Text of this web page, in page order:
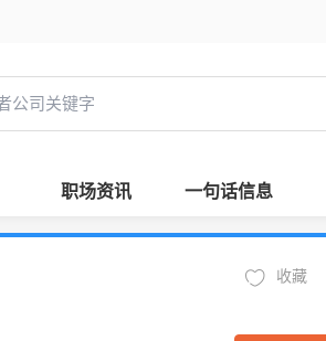
职场资讯 一句话信息
收藏